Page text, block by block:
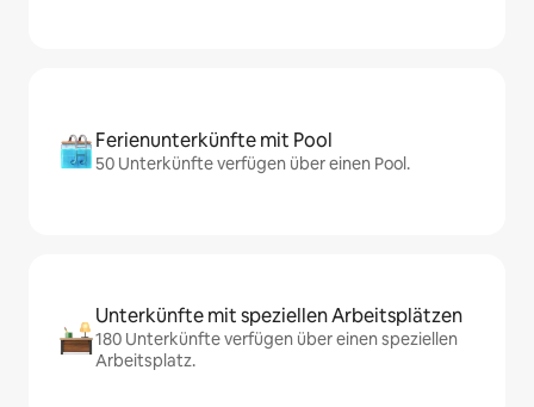
Ferienunterkünfte mit Pool
50 Unterkünfte verfügen über einen Pool.
Unterkünfte mit speziellen Arbeitsplätzen
180 Unterkünfte verfügen über einen speziellen
Arbeitsplatz.